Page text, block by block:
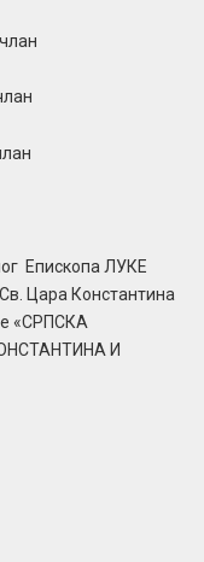
Епископа ЛУКЕ
Цара Константина
«СРПСКА
И